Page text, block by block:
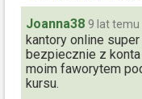
Joanna38 9 lat temu
kantory online
bezpiecznie z
moim faworytem
kursu.